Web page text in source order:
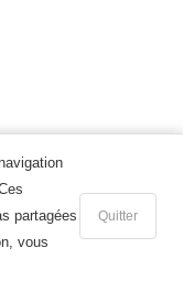
partagées
vous
Quitter